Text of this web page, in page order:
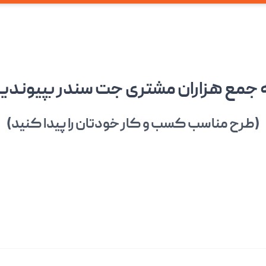
جمع هزاران مشتری جت سندر
(طرح مناسب کسب و کار خودتان را پیدا کنید)